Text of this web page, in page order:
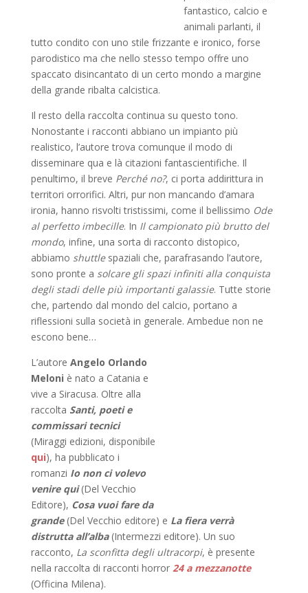
fantastico, calcio e
animali parlanti, il
tutto condito con uno stile frizzante e ironico, forse
parodistico ma che nello stesso tempo offre uno
spaccato disincantato di un certo mondo a margine
della grande ribalta calcistica.
Il resto della raccolta continua su questo tono.
Nonostante i racconti abbiano un impianto più
realistico, l’autore trova comunque il modo di
disseminare qua e là citazioni fantascientifiche. Il
penultimo, il breve Perché no?, ci porta addirittura in
territori orrorifici. Altri, pur non mancando d’amara
ironia, hanno risvolti tristissimi, come il bellissimo Ode
al perfetto imbecille. In Il campionato più brutto del
mondo, infine, una sorta di racconto distopico,
abbiamo shuttlespaziali che, parafrasando l’autore,
sono pronte a solcare gli spazi infiniti alla conquista
degli stadi delle più importanti galassie. Tutte storie
che, partendo dal mondo del calcio, portano a
riflessioni sulla società in generale. Ambedue non ne
escono bene…
L’autore Angelo Orlando
Meloni è nato a Catania e
vive a Siracusa. Oltre alla
raccolta Santi, poeti e
commissari tecnici
(Miraggi edizioni, disponibile
qui), ha pubblicato i
romanzi Io non ci volevo
venire qui(Del Vecchio
Editore), Cosa vuoi fare da
grande(Del Vecchio editore) e La fiera verrà
distrutta all’alba(Intermezzi editore). Un suo
racconto, La sconfitta degli ultracorpi, è presente
nella raccolta di racconti horror 24 a mezzanotte
(Officina Milena).